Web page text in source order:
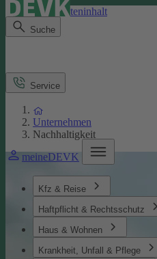
Direkt zum Seiteninhalt
Suche
meineDEVK
Kfz & Reise
Haftpflicht & Rechtsschutz
Haus & Wohnen
Krankheit, Unfall & Pflege
Service
Unternehmen
Nachhaltigkeit